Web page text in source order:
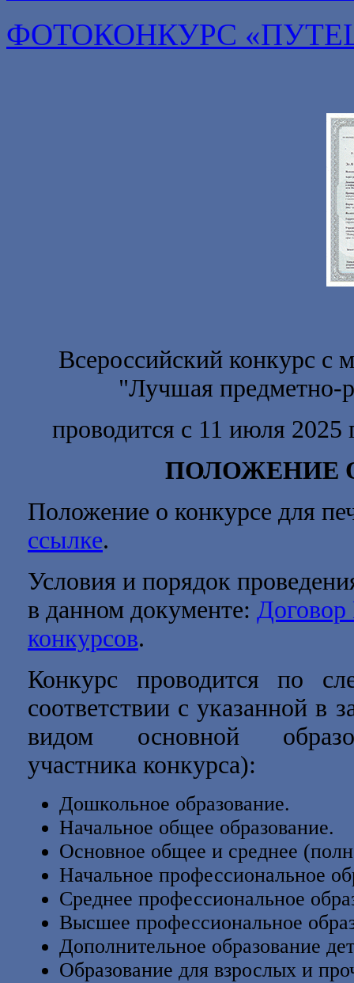
ФОТОКОНКУРС
Всероссийский конкурс с
"Лучшая предметно-
проводится с 11 июля 2025
ПОЛОЖЕНИЕ
Положение о конкурсе для
ссылке.
Условия и порядок
в данном документе:
конкурсов.
Конкурс проводится по
соответствии с указанной в
видом основной
участника конкурса):
Дошкольное образование.
Начальное общее образование.
Основное общее и среднее
Начальное профессиональное
Среднее профессиональное
Высшее профессиональное
Дополнительное образование
Образование для взрослых и